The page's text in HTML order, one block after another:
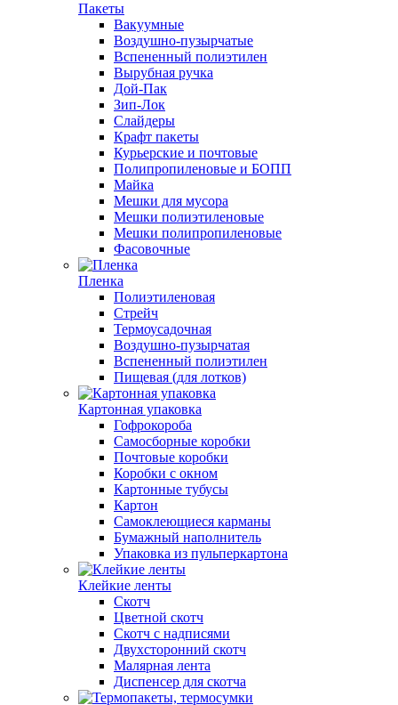
Пакеты
Вакуумные
Воздушно-пузырчатые
Вспененный полиэтилен
Вырубная ручка
Дой-Пак
Зип-Лок
Слайдеры
Крафт пакеты
Курьерские и почтовые
Полипропиленовые и БОПП
Майка
Мешки для мусора
Мешки полиэтиленовые
Мешки полипропиленовые
Фасовочные
Пленка
Полиэтиленовая
Стрейч
Термоусадочная
Воздушно-пузырчатая
Вспененный полиэтилен
Пищевая (для лотков)
Картонная упаковка
Гофрокороба
Самосборные коробки
Почтовые коробки
Коробки с окном
Картонные тубусы
Картон
Самоклеющиеся карманы
Бумажный наполнитель
Упаковка из пульперкартона
Клейкие ленты
Скотч
Цветной скотч
Скотч с надписями
Двухсторонний скотч
Малярная лента
Диспенсер для скотча